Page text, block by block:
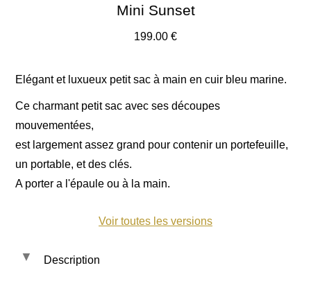
Mini Sunset
199.00 €
Elégant et luxueux petit sac à main en cuir bleu marine.
Ce charmant petit sac avec ses découpes
mouvementées,
est largement assez grand pour contenir un portefeuille,
un portable, et des clés.
A porter a l'épaule ou à la main.
Voir toutes les versions
Description